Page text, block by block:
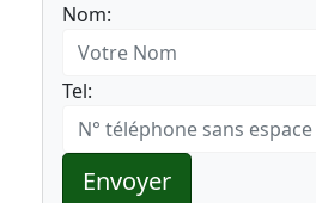
Nom:
Tel:
Envoyer